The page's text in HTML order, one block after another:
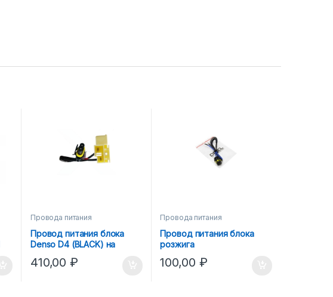
Провода питания
Провод питания блока
Denso D4 (BLACK) на
HB3/HB4 (9005/9006)
410,00₽
Провода питания
Провод питания блока
розжига
100,00 ₽